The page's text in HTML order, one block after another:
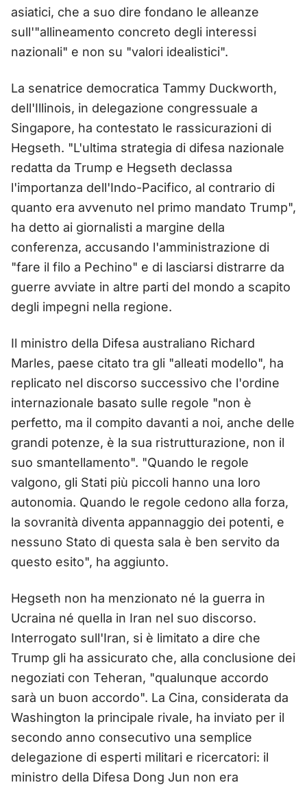
asiatici, che a suo dire fondano le alleanze
sull'"allineamento concreto degli interessi
nazionali" e non su "valori idealistici".
La senatrice democratica Tammy Duckworth,
dell'Illinois, in delegazione congressuale a
Singapore, ha contestato le rassicurazioni di
Hegseth. "L'ultima strategia di difesa nazionale
redatta da Trump e Hegseth declassa
l'importanza dell'Indo-Pacifico, al contrario di
quanto era avvenuto nel primo mandato Trump",
ha detto ai giornalisti a margine della
conferenza, accusando l'amministrazione di
"fare il filo a Pechino" e di lasciarsi distrarre da
guerre avviate in altre parti del mondo a scapito
degli impegni nella regione.
Il ministro della Difesa australiano Richard
Marles, paese citato tra gli "alleati modello", ha
replicato nel discorso successivo che l'ordine
internazionale basato sulle regole "non è
perfetto, ma il compito davanti a noi, anche delle
grandi potenze, è la sua ristrutturazione, non il
suo smantellamento". "Quando le regole
valgono, gli Stati più piccoli hanno una loro
autonomia. Quando le regole cedono alla forza,
la sovranità diventa appannaggio dei potenti, e
nessuno Stato di questa sala è ben servito da
questo esito", ha aggiunto.
Hegseth non ha menzionato né la guerra in
Ucraina né quella in Iran nel suo discorso.
Interrogato sull'Iran, si è limitato a dire che
Trump gli ha assicurato che, alla conclusione dei
negoziati con Teheran, "qualunque accordo
sarà un buon accordo". La Cina, considerata da
Washington la principale rivale, ha inviato per il
secondo anno consecutivo una semplice
delegazione di esperti militari e ricercatori: il
ministro della Difesa Dong Jun non era